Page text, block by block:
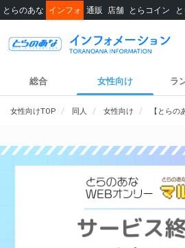
とらのあな インフォ 通販 店舗 とらコイン
総合 女性向け ラ
女性向けTOP 同人 女性向け 【とら